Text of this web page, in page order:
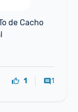
de Cacho
1 1